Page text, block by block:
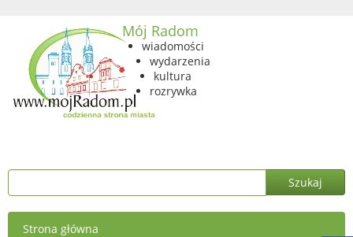
Mój Radom
wiadomości
wydarzenia
kultura
rozrywka
Strona główna